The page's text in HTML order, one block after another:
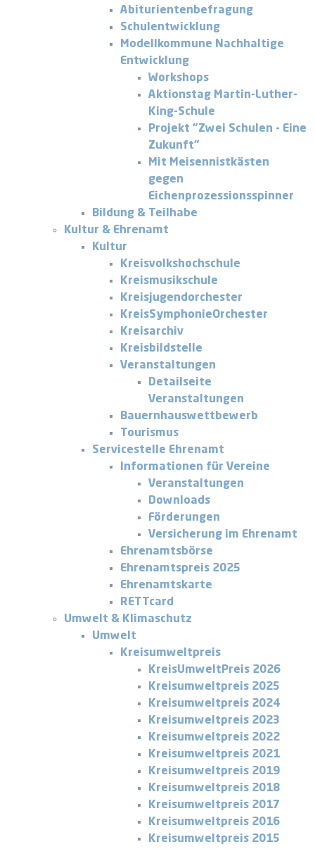
Abiturientenbefragung
Schulentwicklung
Modellkommune Nachhaltige
Entwicklung
Workshops
Aktionstag Martin-Luther-
King-Schule
Projekt "Zwei Schulen - Eine
Zukunft"
Mit Meisennistkästen
gegen
Eichenprozessionsspinner
Bildung & Teilhabe
Kultur & Ehrenamt
Kultur
Kreisvolkshochschule
Kreismusikschule
Kreisjugendorchester
KreisSymphonieOrchester
Kreisarchiv
Kreisbildstelle
Veranstaltungen
Detailseite
Veranstaltungen
Bauernhauswettbewerb
Tourismus
Servicestelle Ehrenamt
Informationen für Vereine
Veranstaltungen
Downloads
Förderungen
Versicherung im Ehrenamt
Ehrenamtsbörse
Ehrenamtspreis 2025
Ehrenamtskarte
RETTcard
Umwelt & Klimaschutz
Umwelt
Kreisumweltpreis
KreisUmweltPreis 2026
Kreisumweltpreis 2025
Kreisumweltpreis 2024
Kreisumweltpreis 2023
Kreisumweltpreis 2022
Kreisumweltpreis 2021
Kreisumweltpreis 2019
Kreisumweltpreis 2018
Kreisumweltpreis 2017
Kreisumweltpreis 2016
Kreisumweltpreis 2015